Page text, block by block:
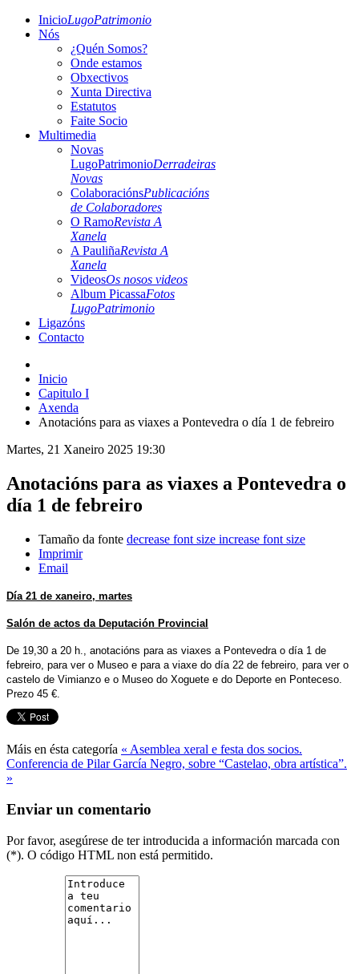
InicioLugoPatrimonio
Nós
¿Quén Somos?
Onde estamos
Obxectivos
Xunta Directiva
Estatutos
Faite Socio
Multimedia
Novas
LugoPatrimonioDerradeiras
Novas
ColaboraciónsPublicacións
de Colaboradores
O RamoRevista A
Xanela
A PauliñaRevista A
Xanela
VideosOs nosos videos
Album PicassaFotos
LugoPatrimonio
Ligazóns
Contacto
Inicio
Capitulo I
Axenda
Anotacións para as viaxes a Pontevedra o día 1 de febreiro
Martes, 21 Xaneiro 2025 19:30
Anotacións para as viaxes a Pontevedra o
día 1 de febreiro
Tamaño da fonte decrease font size increase font size
Imprimir
Email
Día 21 de xaneiro, martes
Salón de actos da Deputación Provincial
De 19,30 a 20 h., anotacións para as viaxes a Pontevedra o día 1 de
febreiro, para ver o Museo e para a viaxe do día 22 de febreiro, para ver o
castelo de Vimianzo e o Museo do Xoguete e do Deporte en Ponteceso.
Prezo 45 €.
Máis en ésta categoría « Asemblea xeral e festa dos socios.
Conferencia de Pilar García Negro, sobre “Castelao, obra artística”.
»
Enviar un comentario
Por favor, asegúrese de ter introducida a información marcada con
(*). O código HTML non está permitido.